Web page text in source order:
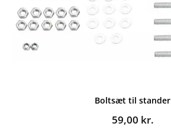
Boltsæt til stander
59,00 kr.